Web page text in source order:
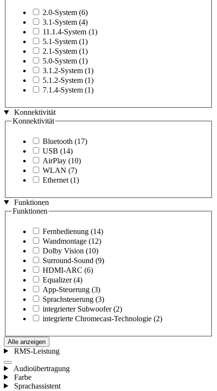
2.0-System (6)
3.1-System (4)
11.1.4-System (1)
5.1-System (1)
2.1-System (1)
5.0-System (1)
3.1.2-System (1)
5.1.2-System (1)
7.1.4-System (1)
Konnektivität
Konnektivität
Bluetooth (17)
USB (14)
AirPlay (10)
WLAN (7)
Ethernet (1)
Funktionen
Funktionen
Fernbedienung (14)
Wandmontage (12)
Dolby Vision (10)
Surround-Sound (9)
HDMI-ARC (6)
Equalizer (4)
App-Steuerung (3)
Sprachsteuerung (3)
integrierter Subwoofer (2)
integrierte Chromecast-Technologie (2)
Alle anzeigen
RMS-Leistung
Audioübertragung
Farbe
Sprachassistent